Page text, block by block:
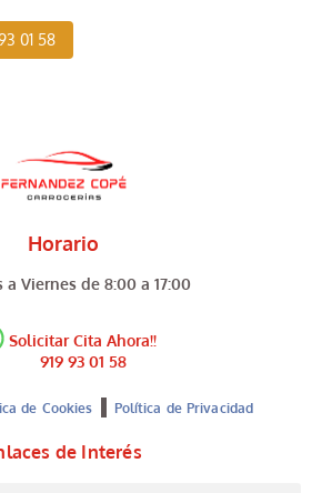
01 58
Horario
a Viernes de 8:00 a 17:00
Solicitar Cita Ahora!!
919 93 01 58
de Cookies Política de Privacidad
de Interés